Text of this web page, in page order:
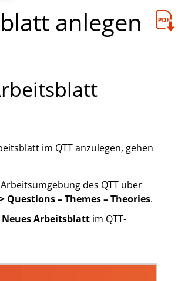
anlegen
im QTT anzulegen, gehen
des QTT über
Questions – Themes – Theories.
Neues Arbeitsblatt im QTT-